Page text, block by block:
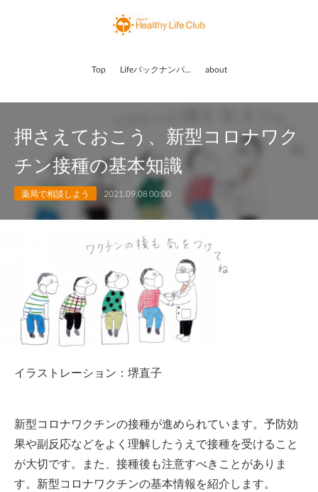
Top Lifeバックナンバー about
押さえておこう、新型コロナワク
チン接種の基本知識
薬局で相談しよう 2021.09.08 00:00
イラストレーション：堺直子
新型コロナワクチンの接種が進められています。予防効
果や副反応などをよく理解したうえで接種を受けること
が大切です。また、接種後も注意すべきことがありま
す。新型コロナワクチンの基本情報を紹介します。